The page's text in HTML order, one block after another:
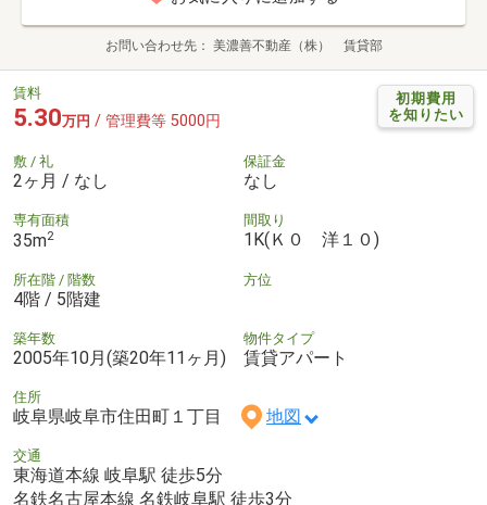
お問い合わせ先 美濃善不動産（株） 賃貸部
初期費用
を知りたい
賃料
5.30万円 / 管理費等 5000円
敷 / 礼
2ヶ月 / なし
保証金
なし
専有面積
35m2
間取り
1K(Ｋ０ 洋１０)
所在階 / 階数
4階 / 5階建
方位
築年数
2005年10月(築20年11ヶ月)
物件タイプ
賃貸アパート
住所
岐阜県岐阜市住田町１丁目 地図
交通
東海道本線 岐阜駅 徒歩5分
名鉄名古屋本線 名鉄岐阜駅 徒歩3分